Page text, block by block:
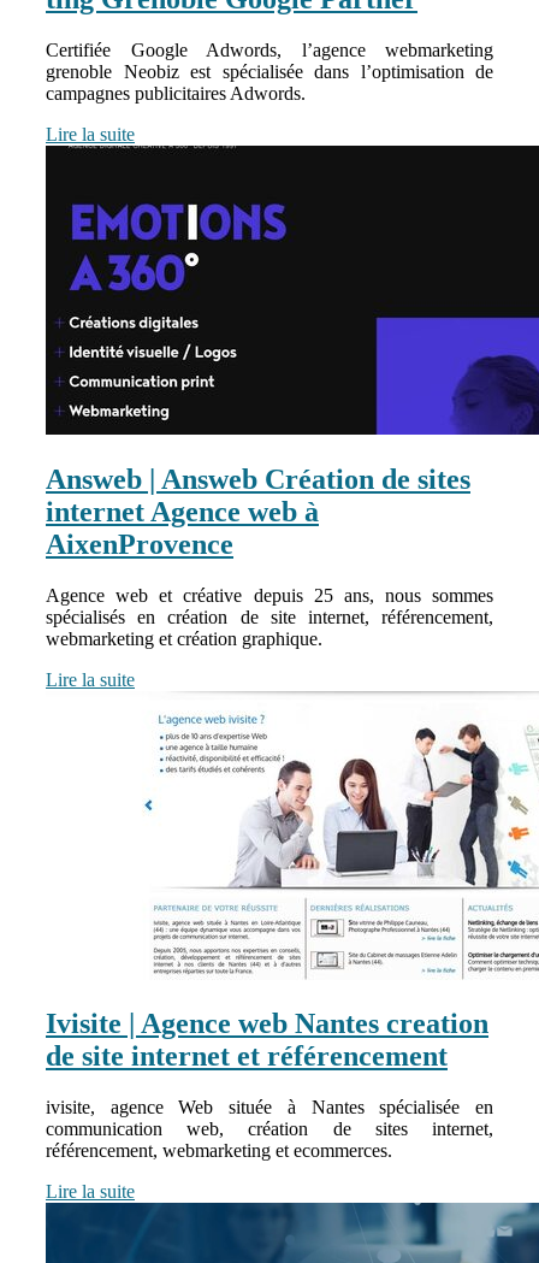
Certifiée Google Adwords, l’agence webmarketing
grenoble Neobiz est spécialisée dans l’optimisation de
campagnes publicitaires Adwords.
Lire la suite
Answeb | Answeb Création de sites
internet Agence web à
AixenProvence
Agence web et créative depuis 25 ans, nous sommes
spécialisés en création de site internet, référencement,
webmarketing et création graphique.
Lire la suite
Ivisite | Agence web Nantes creation
de site internet et référen­ce­ment
ivisite, agence Web située à Nantes spécialisée en
communication web, création de sites internet,
référencement, webmarketing et ecommerces.
Lire la suite